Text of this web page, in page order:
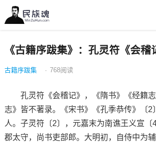
《古籍序跋集》：孔灵符《会稽
古籍序跋集 · 768阅读
孔灵符《会稽记》，《隋书》《经籍志
志》皆不著录。《宋书》《孔季恭传》〔2
人。子灵符〔2〕，元嘉末为南谯王义宣〔
郡太守，尚书吏部郎。大明初，自侍中为